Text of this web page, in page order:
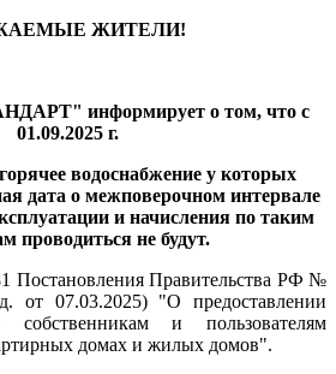
ЖИТЕЛИ!
информирует о том, что с
01.09.2025 г.
водоснабжение у которых
дата о межповерочном интервале
и начисления по таким
проводиться не будут.
Постановления Правительства РФ №
от 07.03.2025) "О предоставлении
собственникам и пользователям
домах и жилых домов".